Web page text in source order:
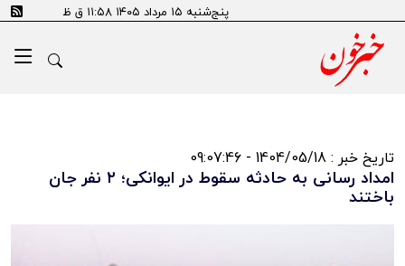
پنج‌شنبه ۱۵ مرداد ۱۴۰۵ ۱۱:۵۸ ق ظ
تاریخ خبر : 1404/05/18 - 09:07:46
امداد رسانی به حادثه سقوط در ایوانکی؛ ۲ نفر جان
باختند